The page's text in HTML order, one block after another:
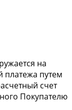
на
платежа путем
счет
Покупателю